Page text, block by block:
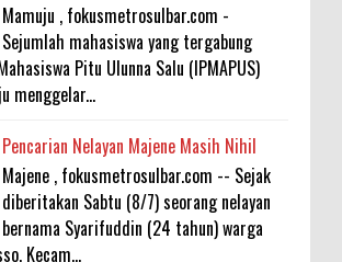
Mamuju , fokusmetrosulbar.com -
Sejumlah mahasiswa yang tergabung
Pitu Ulunna Salu (IPMAPUS)
menggelar...
Pencarian Nelayan Majene Masih Nihil
Majene , fokusmetrosulbar.com -- Sejak
diberitakan Sabtu (8/7) seorang nelayan
bernama Syarifuddin (24 tahun) warga
Kecam...